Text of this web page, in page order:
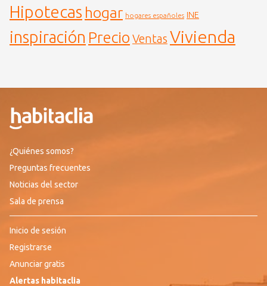
Hipotecas hogar hogares españoles INE
inspiración Precio Ventas Vivienda
¿Quiénes somos?
Preguntas frecuentes
Noticias del sector
Sala de prensa
Inicio de sesión
Registrarse
Anunciar gratis
Alertas habitaclia